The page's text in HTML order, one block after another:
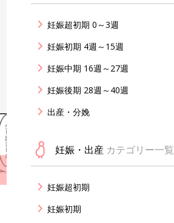
妊娠超初期 0～3週
妊娠初期 4週～15週
妊娠中期 16週～27週
妊娠後期 28週～40週
出産・分娩
妊娠・出産 カテゴリー一覧
妊娠超初期
妊娠初期